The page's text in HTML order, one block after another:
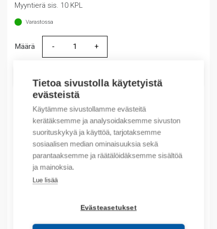
Tietoa sivustolla käytetyistä
evästeistä
Käytämme sivustollamme evästeitä
kerätäksemme ja analysoidaksemme sivuston
suorituskykyä ja käyttöä, tarjotaksemme
sosiaalisen median ominaisuuksia sekä
parantaaksemme ja räätälöidäksemme sisältöä
ja mainoksia.
Lue lisää
Evästeasetukset
Myyntierä sis. 10 KPL
Varastossa
Määrä
Määrä
Tuotekoodit
Tilauskoodi: 601380240040
Product order number: 601380240040
Valmistajan tuotenumero: 60.13.8.024.0040
Tuotteen tullikoodi: 85364900
Lisätiedot